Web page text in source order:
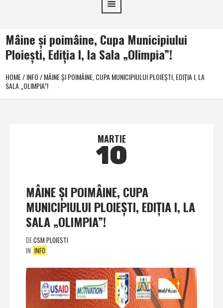
Mâine şi poimâine, Cupa Municipiului
Ploieşti, Ediţia I, la Sala „Olimpia”!
HOME/INFO/MÂINE ŞI POIMÂINE, CUPA MUNICIPIULUI PLOIEŞTI, EDIŢIA I, LA
SALA „OLIMPIA”!
MARTIE
10
MÂINE ŞI POIMÂINE, CUPA
MUNICIPIULUI PLOIEŞTI, EDIŢIA I, LA
SALA „OLIMPIA”!
DECSM PLOIESTI
IN INFO